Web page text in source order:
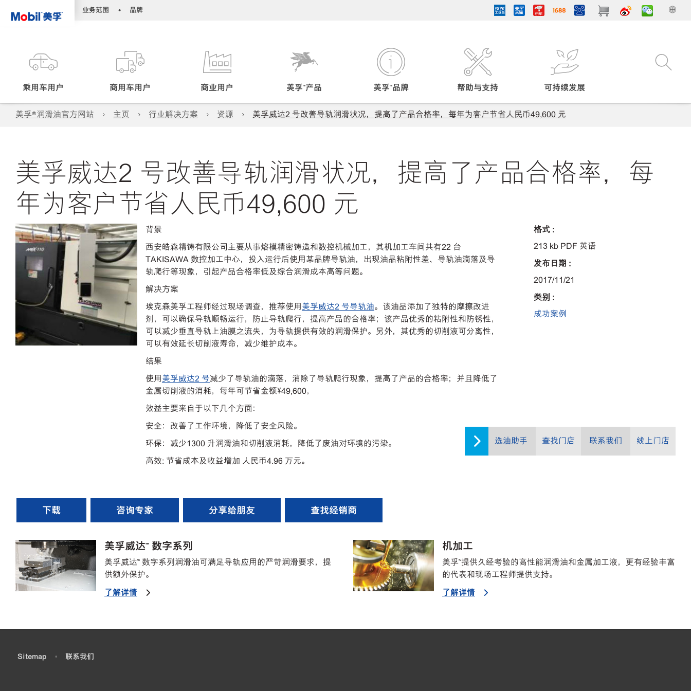
业务范围 • 品牌
乘用车用户 商用车用户 商业用户 美孚™产品 美孚™品牌 帮助与支持 可持续发展
美孚®润滑油官方网站 主页 行业解决方案 资源 美孚威达2 号改善导轨润滑状况，提高了产品合格率，每年为客户节省人民币49,600 元
选油助手 查找门店 联系我们 线上门店
美孚威达2 号改善导轨润滑状况，提高了产品合格率，每
年为客户节省人民币49,600 元
背景
西安皓森精铸有限公司主要从事熔模精密铸造和数控机械加工，其机加工车间共有22 台
TAKISAWA 数控加工中心，投入运行后使用某品牌导轨油，出现油品粘附性差、导轨油滴落及导
轨爬行等现象，引起产品合格率低及综合润滑成本高等问题。
解决方案
埃克森美孚工程师经过现场调查，推荐使用美孚威达2 号导轨油。该油品添加了独特的摩擦改进
剂，可以确保导轨顺畅运行，防止导轨爬行，提高产品的合格率；该产品优秀的粘附性和防锈性，
可以减少垂直导轨上油膜之流失，为导轨提供有效的润滑保护。另外，其优秀的切削液可分离性，
可以有效延长切削液寿命，减少维护成本。
结果
使用美孚威达2 号减少了导轨油的滴落，消除了导轨爬行现象，提高了产品的合格率；并且降低了
金属切削液的消耗，每年可节省金额¥49,600，
效益主要来自于以下几个方面：
安全：改善了工作环境，降低了安全风险。
环保：减少1300 升润滑油和切削液消耗，降低了废油对环境的污染。
高效: 节省成本及收益增加 人民币4.96 万元。
格式 :
213 kb PDF 英语
发布日期 :
2017/11/21
类别 :
成功案例
下载 咨询专家 分享给朋友 查找经销商
美孚威达™ 数字系列
美孚威达™ 数字系列润滑油可满足导轨应用的严苛润滑要求，提
供额外保护。
了解详情
机加工
美孚™提供久经考验的高性能润滑油和金属加工液，更有经验丰富
的代表和现场工程师提供支持。
了解详情
Sitemap • 联系我们